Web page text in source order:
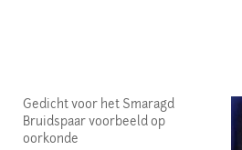
Gedicht voor het Smaragd
Bruidspaar voorbeeld op
oorkonde